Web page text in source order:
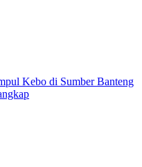
Kebo di Sumber Banteng